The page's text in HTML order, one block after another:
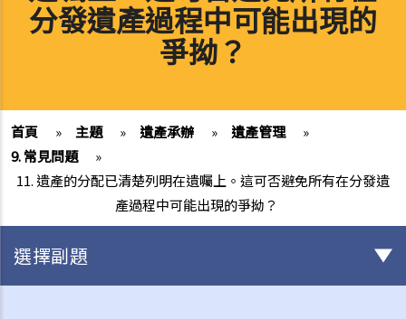
分發遺產過程中可能出現的
爭拗？
首頁 » 主題 » 遺產承辦 » 遺產管理
»
9. 常見問題
»
11. 遺產的分配已清楚列明在遺囑上。這可否避免所有在分發遺
產過程中可能出現的爭拗？
選擇副題